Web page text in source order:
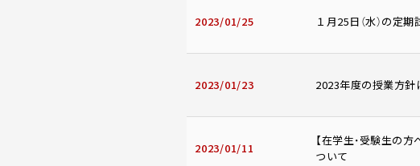
2023/01/25 １月25日（水）の定
2023/01/23 2023年度の授業方針
2023/01/11
【在学生・受験生の
ついて